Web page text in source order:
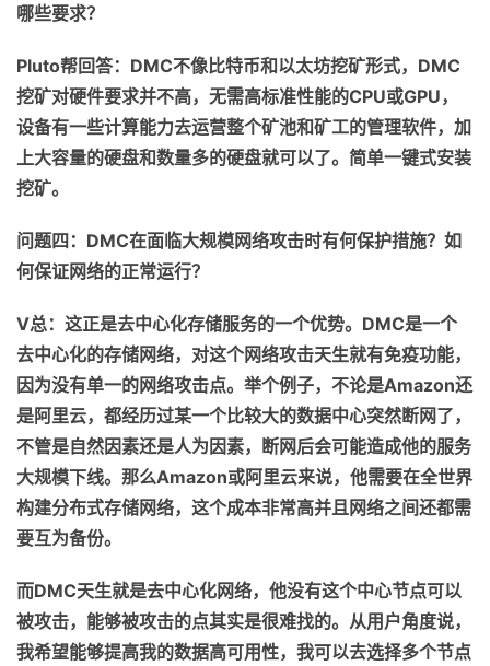
哪些要求？
Pluto帮回答： DMC不像比特币和以太坊挖矿形式， DMC
挖矿对硬件要求并不高， 无需高标准性能的CPU或GPU，
设备有一些计算能力去运营整个矿池和矿工的管理软件， 加
上大容量的硬盘和数量多的硬盘就可以了。简单一键式安装
挖矿。
问题四： DMC在面临大规模网络攻击时有何保护措施？如
何保证网络的正常运行？
V总：这正是去中心化存储服务的一个优势。 DMC是一个
去中心化的存储网络，对这个网络攻击天生就有免疫功能，
因为没有单一的网络攻击点。 举个例子， 不论是Amazon还
是阿里云，都经历过某一个比较大的数据中心突然断网了，
不管是自然因素还是人为因素，断网后会可能造成他的服务
大规模下线。 那么Amazon或阿里云来说，他需要在全世界
构建分布式存储网络， 这个成本非常高并且网络之间还都需
要互为备份。
而DMC天生就是去中心化网络，他没有这个中心节点可以
被攻击，能够被攻击的点其实是很难找的。 从用户角度说，
我希望能够提高我的数据高可用性，我可以去选择多个节点